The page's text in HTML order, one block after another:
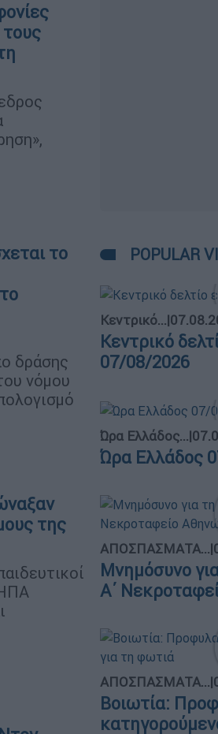
το
δράσης
νόμου
της
POPULAR
Κεντρικό...|
Κεντρικό
07/08/2026
Ώρα Ελλάδος...|
Ώρα Ελλάδος
ΑΠΟΣΠΑΣΜΑΤΑ...|
Μνημόσυνο
Α΄
ΑΠΟΣΠΑΣΜΑΤΑ...|
Βοιωτία: